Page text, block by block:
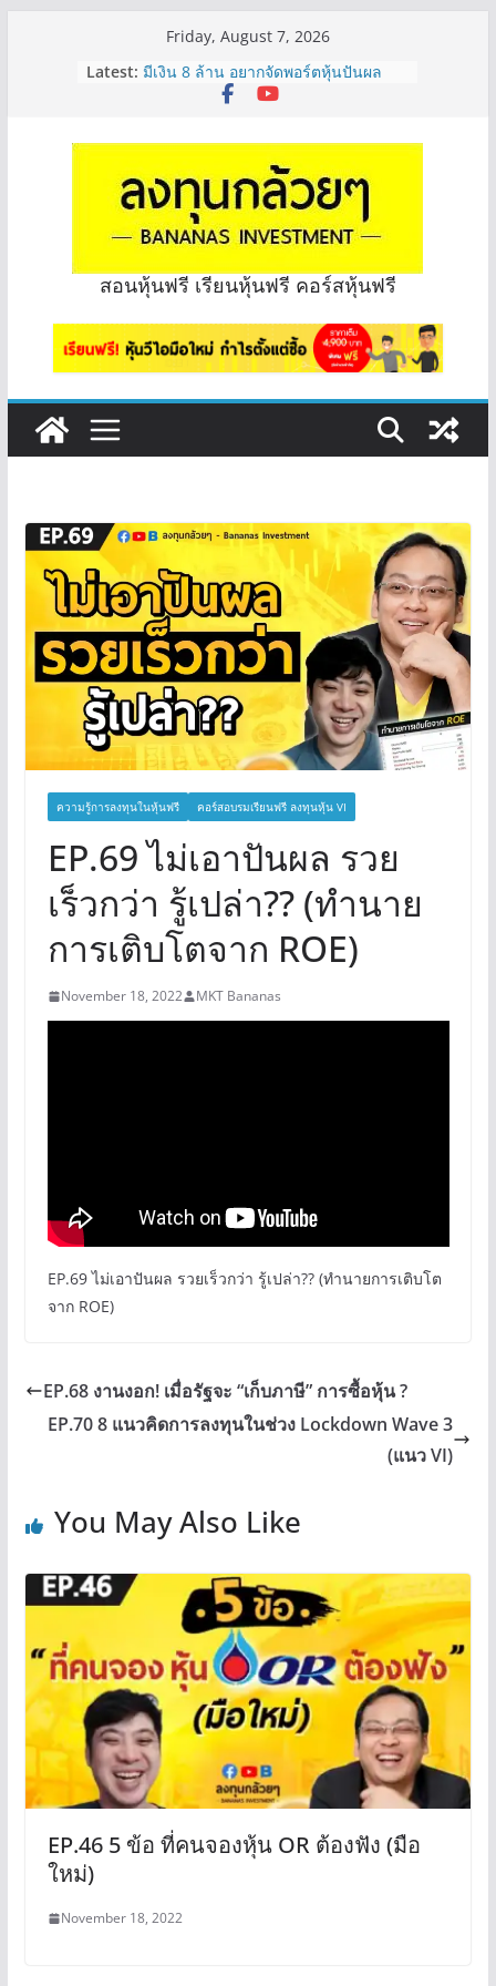
Friday, August 7, 2026
Latest: มีเงิน 8 ล้าน อยากจัดพอร์ตหุ้นปันผล
ระยะยาว อุตสาหกรรมไหนดี? | Q&A
หุ้นซอสภูเขาทอง Sauce เหมาะถือเป็น
หุ้นปันผลไหม? | Q&A กล้วยๆ EP.1166
OSP vs CBG vs ICHI ควร DCA ตัวไหน
ดี? | Q&A กล้วยๆ EP.1165
รีวิวงบกลุ่ม Bank หุ้นไหนเหมาะถือเอา
“ปันผล” | EP.175
จะเลือกหุ้นแต่ละตัว ต้องดู Short –
Long ของหุ้นตัวนั้นๆไหมคะ? | Q&A
สอนหุ้นฟรี เรียนหุ้นฟรี คอร์สหุ้นฟรี
ความรู้การลงทุนในหุ้นฟรี คอร์สอบรมเรียนฟรี ลงทุนหุ้น VI
EP.69 ไม่เอาปันผล รวย
เร็วกว่า รู้เปล่า?? (ทำนาย
การเติบโตจาก ROE)
November 18, 2022 MKT Bananas
EP.69 ไม่เอาปันผล รวยเร็วกว่า รู้เปล่า?? (ทำนายการเติบโต
จาก ROE)
EP.68 งานงอก! เมื่อรัฐจะ “เก็บภาษี” การซื้อหุ้น ?
EP.70 8 แนวคิดการลงทุนในช่วง Lockdown Wave 3
(แนว VI)
You May Also Like
EP.46 5 ข้อ ที่คนจองหุ้น OR ต้องฟัง (มือ
ใหม่)
November 18, 2022